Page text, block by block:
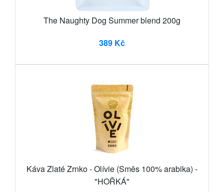
The Naughty Dog Summer blend 200g
389 Kč
Káva Zlaté Zrnko - Olívie (Směs 100% arabika) -
"HOŘKÁ"